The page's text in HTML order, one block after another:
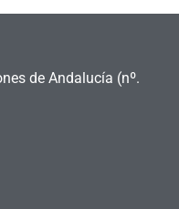
de Andalucía (nº.